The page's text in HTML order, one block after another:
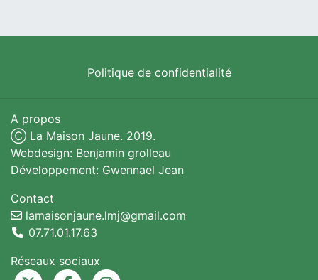
Politique de confidentialité
A propos
Ⓒ La Maison Jaune. 2019.
Webdesign: Benjamin grolleau
Développement: Gwennael Jean
Contact
lamaisonjaune.lmj@gmail.com
07.71.01.17.63
Réseaux sociaux